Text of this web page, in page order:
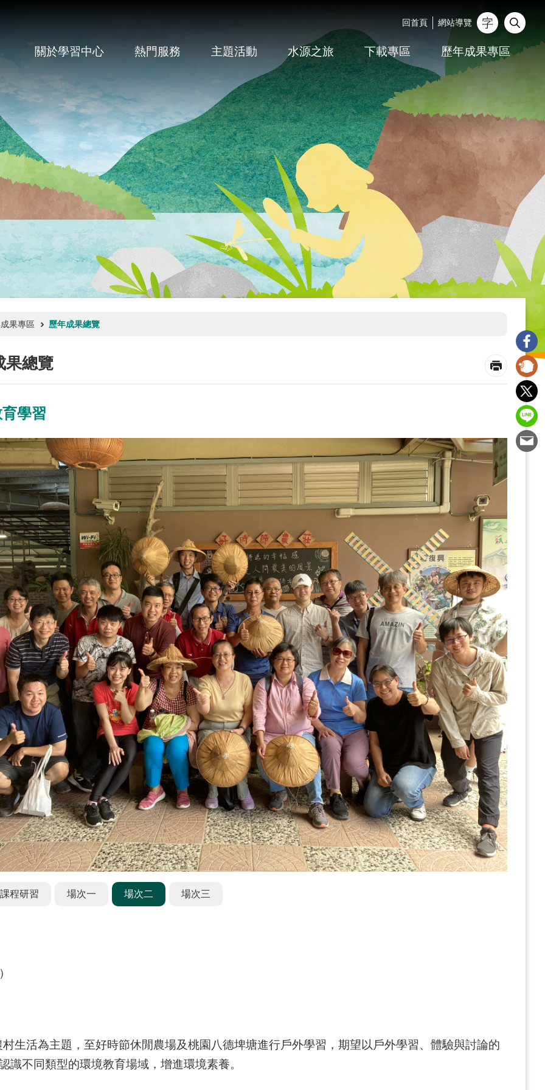
回首頁 網站導覽
關於學習中心 熱門服務 主題活動 水源之旅 下載專區 歷年成果專區
果專區 歷年成果總覽
果總覽
學習
程研習 場次一 場次二 場次三
生活為主題，至好時節休閒農場及桃園八德埤塘進行戶外學習，期望以戶外學習、體驗與討論的
識不同類型的環境教育場域，增進環境素養。